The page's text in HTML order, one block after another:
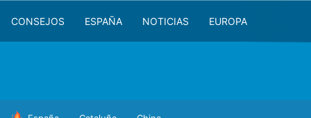
CONSEJOS ESPAÑA NOTICIAS EUROPA